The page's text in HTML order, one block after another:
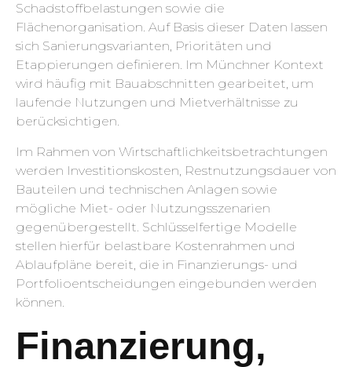
Schadstoffbelastungen sowie die
Flächenorganisation. Auf Basis dieser Daten lassen
sich Sanierungsvarianten, Prioritäten und
Etappierungen definieren. Im Münchner Kontext
wird häufig mit Bauabschnitten gearbeitet, um
laufende Nutzungen und Mietverhältnisse zu
berücksichtigen.
Im Rahmen von Wirtschaftlichkeitsbetrachtungen
werden Investitionskosten, Restnutzungsdauer von
Bauteilen und technischen Anlagen sowie
mögliche Miet- oder Nutzungsszenarien
gegenübergestellt. Schlüsselfertige Modelle
stellen hierfür belastbare Kostenrahmen und
Ablaufpläne bereit, die in Finanzierungs- und
Portfolioentscheidungen eingebunden werden
können.
Finanzierung,